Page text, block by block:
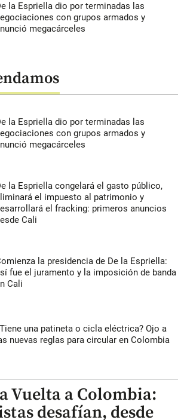
la Espriella dio por terminadas las
con grupos armados y
megacárceles
la Espriella dio por terminadas las
con grupos armados y
megacárceles
la Espriella congelará el gasto público,
el impuesto al patrimonio y
el fracking: primeros anuncios
Cali
la presidencia de De la Espriella:
fue el juramento y la imposición de banda
Cali
una patineta o cicla eléctrica? Ojo a
nuevas reglas para circular en Colombia
Vuelta a Colombia:
desafían, desde